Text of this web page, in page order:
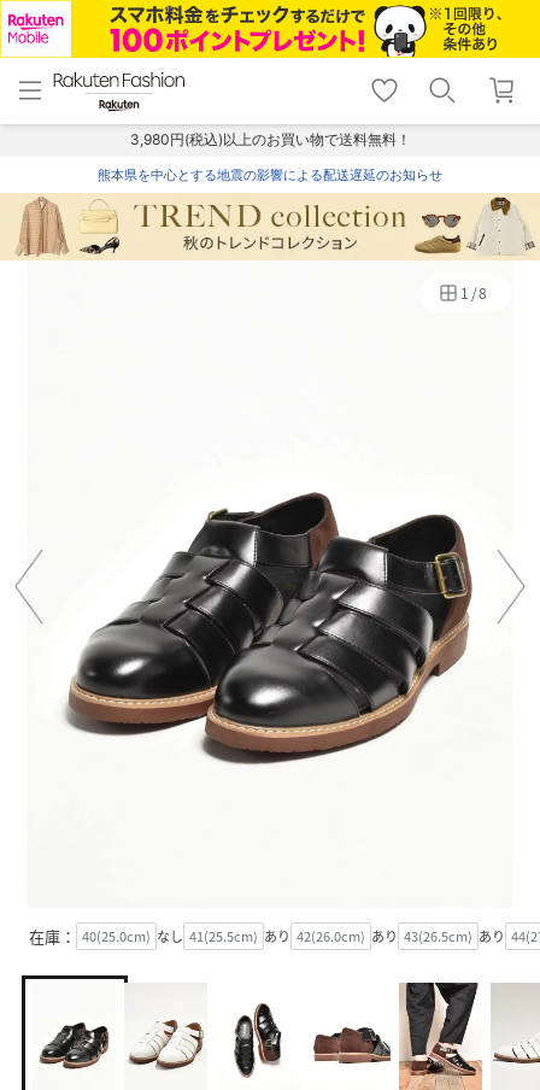
menu home
トップ
shopping_cart lock_outline
ログイン
3,980円(税込)以上のお買い物で送料無料！
熊本県を中心とする地震の影響による配送遅延のお知らせ
1 /8
在庫： 40(25.0cm) なし 41(25.5cm) あり 42(26.0cm) あり 43(26.5cm) あり